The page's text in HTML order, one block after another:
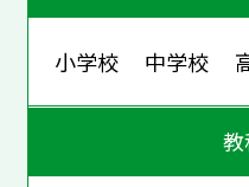
小学校 中学校